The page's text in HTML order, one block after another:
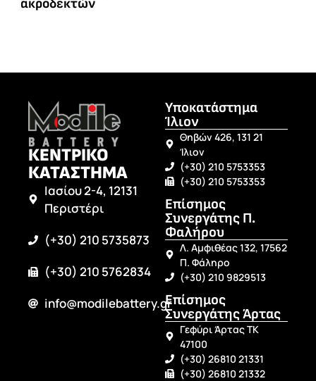
ακροδεκτών
ΚΕΝΤΡΙΚΟ
ΚΑΤΑΣΤΗΜΑ
Ιασίου 2-4, 12131
Περιστέρι
(+30) 210 5735873
(+30) 210 5762834
info@modilebattery.gr
Υποκατάστημα
Ίλιον
Θηβών 426, 131 21
Ίλιον
(+30) 210 5753353
(+30) 210 5753353
Επίσημος
Συνεργάτης Π.
Φαλήρου
Λ. Αμφιθέας 132, 17562
Π. Φάληρο
(+30) 210 9829513
Επίσημος
Συνεργάτης Άρτας
Γεφύρι Άρτας ΤΚ
47100
(+30) 26810 21331
(+30) 26810 21332